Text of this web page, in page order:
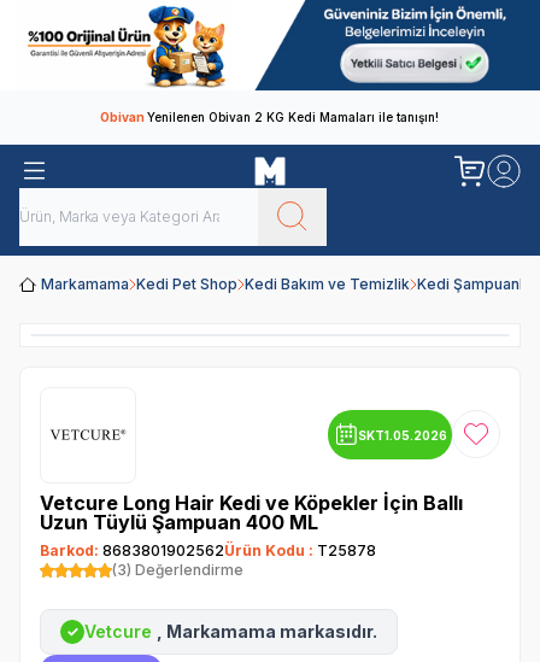
ObivanYenilenen Obivan 2 KG Kedi Mamaları ile tanışın!
Markamama Kedi Pet Shop Kedi Bakım ve Temizlik Kedi
SKT1.05.2026 Favoriye
Vetcure Long Hair Kedi ve Köpekler İçin Ballı
Uzun Tüylü Şampuan 400 ML
Barkod: 8683801902562Ürün Kodu : T25878
(3) Değerlendirme
✓ Vetcure , Markamama markasıdır.